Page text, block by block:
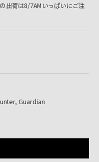
出荷は8/7AMいっぱいにご注
Guardian